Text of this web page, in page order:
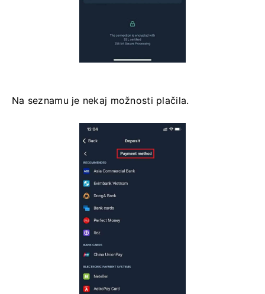
Na seznamu je nekaj možnosti plačila.